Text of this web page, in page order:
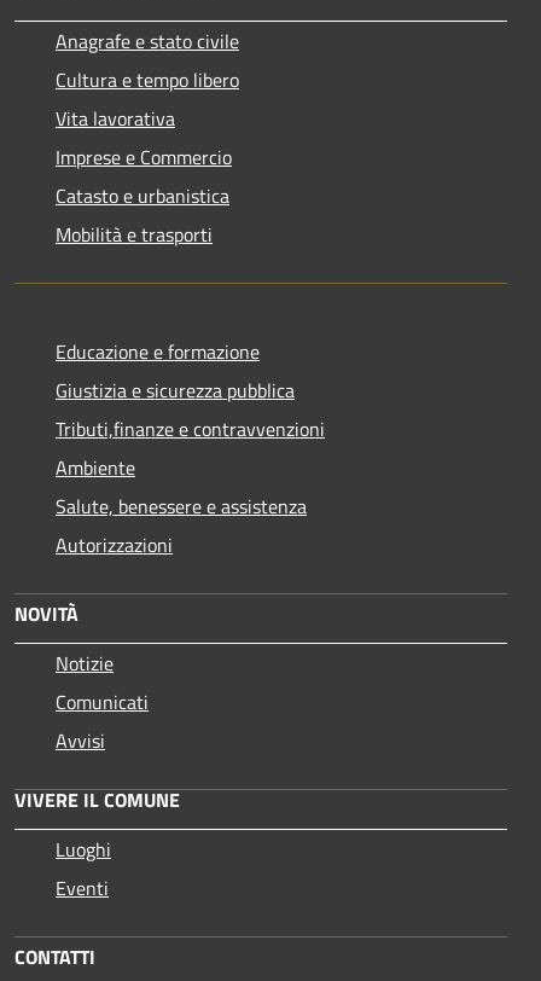
Anagrafe e stato civile
Cultura e tempo libero
Vita lavorativa
Imprese e Commercio
Catasto e urbanistica
Mobilità e trasporti
Educazione e formazione
Giustizia e sicurezza pubblica
Tributi,finanze e contravvenzioni
Ambiente
Salute, benessere e assistenza
Autorizzazioni
NOVITÀ
Notizie
Comunicati
Avvisi
VIVERE IL COMUNE
Luoghi
Eventi
CONTATTI